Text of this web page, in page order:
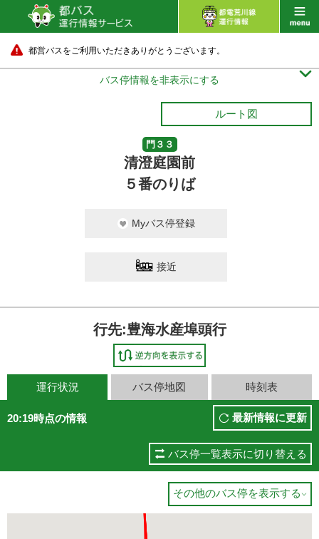
都営バスをご利用いただきありがとうございます。
バス停情報を非表示にする 
ルート図
門３３
清澄庭園前
５番のりば
Myバス停登録
接近
行先:豊海水産埠頭行
運行状況 バス停地図 時刻表
20:19時点の情報 最新情報に更新
バス停一覧表示に切り替える
その他のバス停を表示する 
豊海水産埠頭